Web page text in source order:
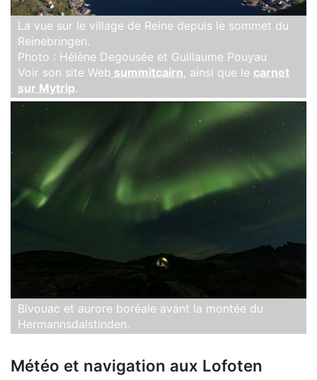
La vue sur le village de Reine depuis le sommet du
Reinebringen.
Photo : Hélène Degousée et Guillaume Pouyau
Voir son site Web summitcairn, ainsi que le carnet
sur Mytrip.
Bivouac et aurore boréale avant la montée du
Hermannsdalstinden.
Météo et navigation aux Lofoten